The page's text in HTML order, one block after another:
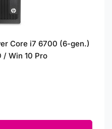
Core i7 6700 (6-gen.)
/ Win 10 Pro